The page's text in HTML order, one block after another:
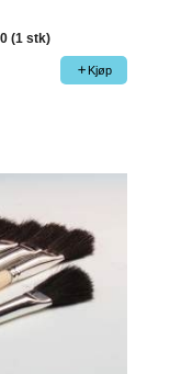
(1 stk)
Kjøp